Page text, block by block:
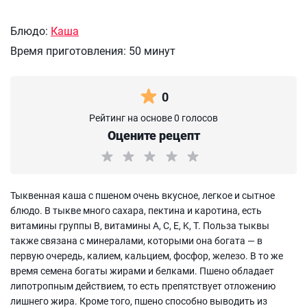
Блюдо: Каша
Время приготовления: 50 минут
0
Рейтинг на основе 0 голосов
Оцените рецепт
Тыквенная каша с пшеном очень вкусное, легкое и сытное
блюдо. В тыкве много сахара, пектина и каротина, есть
витамины группы B, витамины A, C, E, K, T. Польза тыквы
также связана с минералами, которыми она богата — в
первую очередь, калием, кальцием, фосфор, железо. В то же
время семена богаты жирами и белками. Пшено обладает
липотропным действием, то есть препятствует отложению
лишнего жира. Кроме того, пшено способно выводить из